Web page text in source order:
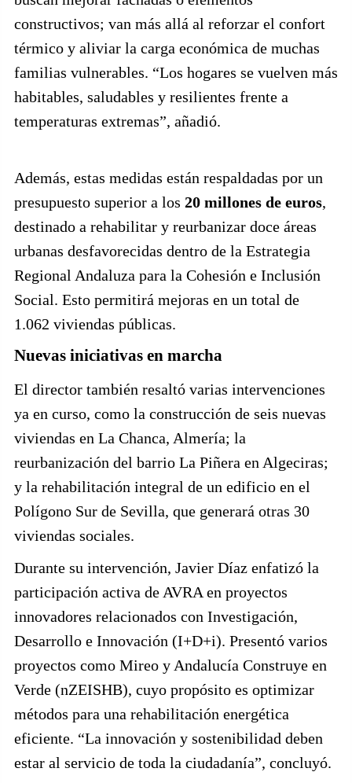
constructivos; van más allá al reforzar el confort
térmico y aliviar la carga económica de muchas
familias vulnerables. “Los hogares se vuelven más
habitables, saludables y resilientes frente a
temperaturas extremas”, añadió.
Además, estas medidas están respaldadas por un
presupuesto superior a los 20 millones de euros,
destinado a rehabilitar y reurbanizar doce áreas
urbanas desfavorecidas dentro de la Estrategia
Regional Andaluza para la Cohesión e Inclusión
Social. Esto permitirá mejoras en un total de
1.062 viviendas públicas.
Nuevas iniciativas en marcha
El director también resaltó varias intervenciones
ya en curso, como la construcción de seis nuevas
viviendas en La Chanca, Almería; la
reurbanización del barrio La Piñera en Algeciras;
y la rehabilitación integral de un edificio en el
Polígono Sur de Sevilla, que generará otras 30
viviendas sociales.
Durante su intervención, Javier Díaz enfatizó la
participación activa de AVRA en proyectos
innovadores relacionados con Investigación,
Desarrollo e Innovación (I+D+i). Presentó varios
proyectos como Mireo y Andalucía Construye en
Verde (nZEISHB), cuyo propósito es optimizar
métodos para una rehabilitación energética
eficiente. “La innovación y sostenibilidad deben
estar al servicio de toda la ciudadanía”, concluyó.